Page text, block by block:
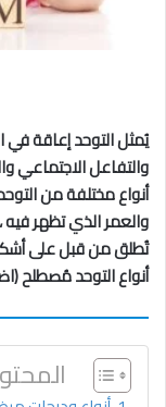
يُمثل التوحد إعاقة في
والتفاعل الاجتماعي
أنواع مختلفة من
والعمر الذي تظهر فيه
تُطلق من قبل على
أنواع التوحد مُصطلح